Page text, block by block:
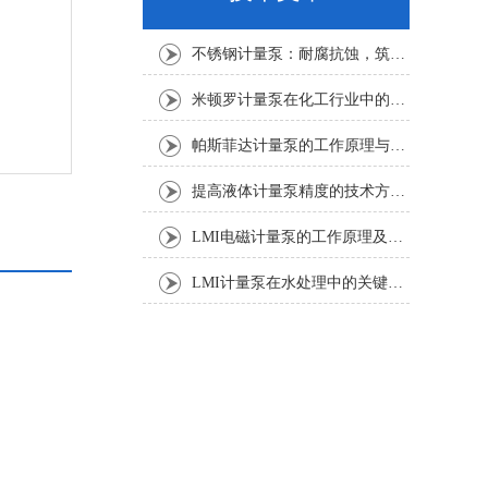
不锈钢计量泵：耐腐抗蚀，筑牢化工精准加药安全防线
米顿罗计量泵在化工行业中的应用
帕斯菲达计量泵的工作原理与性能分析
提高液体计量泵精度的技术方法分析
LMI电磁计量泵的工作原理及应用领域
LMI计量泵在水处理中的关键作用